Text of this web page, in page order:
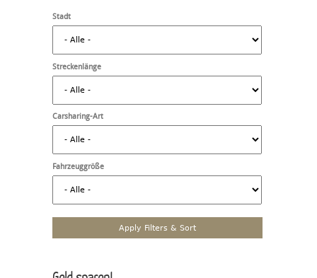
Stadt
Streckenlänge
Carsharing-Art
Fahrzeuggröße